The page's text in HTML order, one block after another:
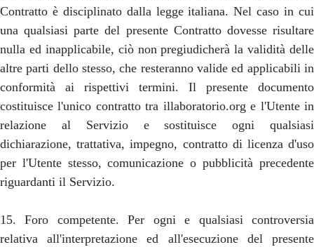
Contratto è disciplinato dalla legge italiana. Nel caso in cui
una qualsiasi parte del presente Contratto dovesse risultare
nulla ed inapplicabile, ciò non pregiudicherà la validità delle
altre parti dello stesso, che resteranno valide ed applicabili in
conformità ai rispettivi termini. Il presente documento
costituisce l'unico contratto tra illaboratorio.org e l'Utente in
relazione al Servizio e sostituisce ogni qualsiasi
dichiarazione, trattativa, impegno, contratto di licenza d'uso
per l'Utente stesso, comunicazione o pubblicità precedente
riguardanti il Servizio.
15. Foro competente. Per ogni e qualsiasi controversia
relativa all'interpretazione ed all'esecuzione del presente